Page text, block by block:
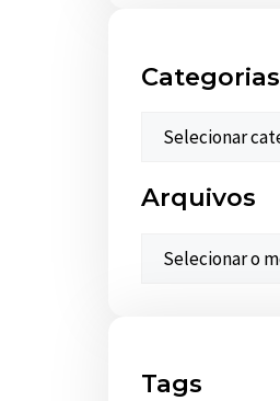
Categorias
Arquivos
Tags